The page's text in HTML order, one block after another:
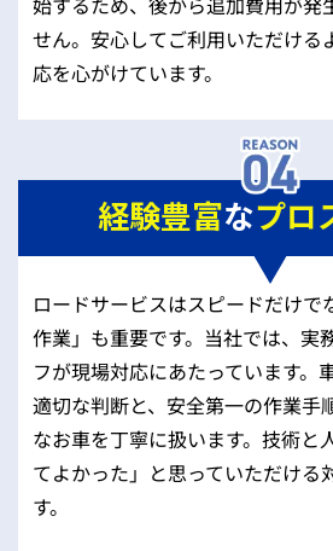
せん。安心してご利用いただける
応を心がけています。
経験豊富なプロ
ロードサービスはスピードだけで
作業」も重要です。当社では、実
フが現場対応にあたっています。
適切な判断と、安全第一の作業手
なお車を丁寧に扱います。技術と
てよかった」と思っていただける
す。